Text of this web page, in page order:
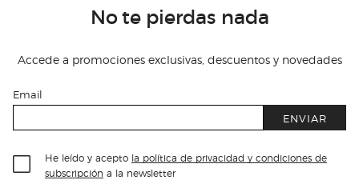
No te pierdas nada
Accede a promociones exclusivas, descuentos y novedades
Email
ENVIAR
He leído y acepto la política de privacidad y condiciones de
subscripción a la newsletter